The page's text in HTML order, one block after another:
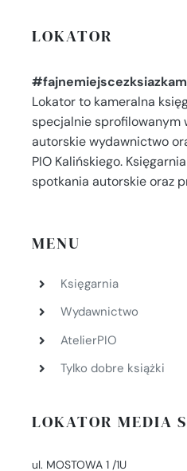
LOKATOR
Lokator to kameralna
specjalnie sprofilowanym
autorskie wydawnictwo
PIO Kalińskiego.
spotkania autorskie oraz
MENU
Księgarnia
Wydawnictwo
AtelierPIO
Tylko dobre książki
LOKATOR MEDIA
ul. MOSTOWA 1 /1U